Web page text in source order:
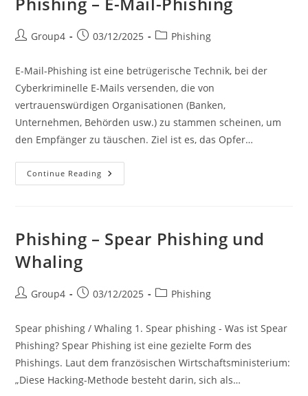
PostGroup4
Post03/12/2025
PostPhishing
E-Mail-Phishing ist eine betrügerische Technik, bei der
Cyberkriminelle E-Mails versenden, die von
vertrauenswürdigen Organisationen (Banken,
Unternehmen, Behörden usw.) zu stammen scheinen, um
den Empfänger zu täuschen. Ziel ist es, das Opfer…
Continue Reading Phishing
–
Phishing – Spear Phishing und
Whaling
PostGroup4
Post03/12/2025
PostPhishing
Spear phishing / Whaling 1. Spear phishing - Was ist Spear
Phishing? Spear Phishing ist eine gezielte Form des
Phishings. Laut dem französischen Wirtschaftsministerium:
„Diese Hacking-Methode besteht darin, sich als…